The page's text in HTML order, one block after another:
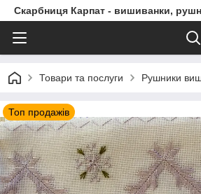
Скарбниця Карпат - вишиванки,
Товари та послуги Рушники
Топ продажів